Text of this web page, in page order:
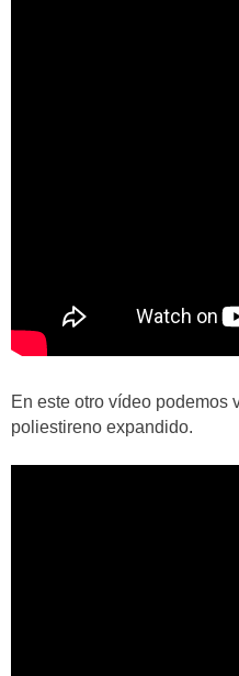
En este otro vídeo podemos
poliestireno expandido.